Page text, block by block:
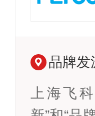
品牌发
上海飞